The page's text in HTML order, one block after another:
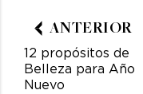
ANTERIOR
12 propósitos de
Belleza para Año
Nuevo